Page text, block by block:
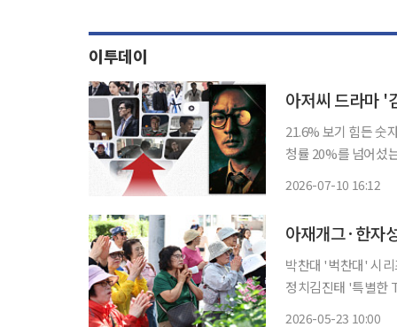
이투데이
아저씨 드라마 '
21.6% 보기 힘든 숫자가 초반부터 나왔습니다. SBS 금토드라마 ‘김부장’이 방송 4회 만에 시
청률 20%를 넘어섰
2026-07-10 16:12
아재개그·한자
박찬대 '벅찬대' 시
정치김진태 '특별한 TWO표'…언어
2026-05-23 10:00